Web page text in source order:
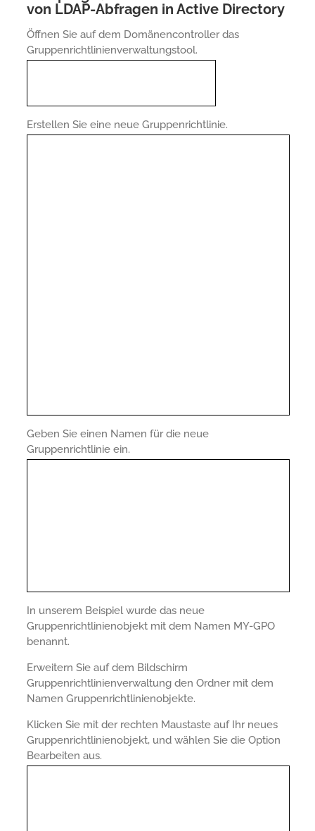
von LDAP-Abfragen in Active Directory
Öffnen Sie auf dem Domänencontroller das
Gruppenrichtlinienverwaltungstool.
Erstellen Sie eine neue Gruppenrichtlinie.
Geben Sie einen Namen für die neue
Gruppenrichtlinie ein.
In unserem Beispiel wurde das neue
Gruppenrichtlinienobjekt mit dem Namen MY-GPO
benannt.
Erweitern Sie auf dem Bildschirm
Gruppenrichtlinienverwaltung den Ordner mit dem
Namen Gruppenrichtlinienobjekte.
Klicken Sie mit der rechten Maustaste auf Ihr neues
Gruppenrichtlinienobjekt, und wählen Sie die Option
Bearbeiten aus.